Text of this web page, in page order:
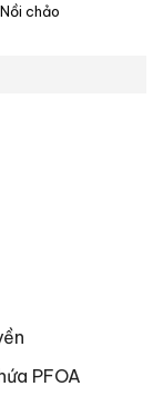
Nồi chảo
PFOA